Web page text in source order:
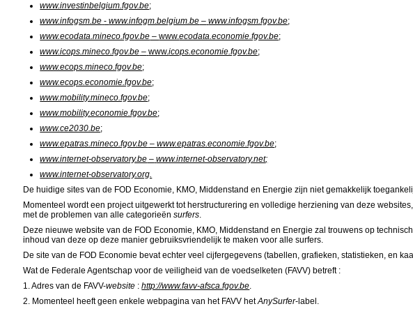
www.investinbelgium.fgov.be;
www.infogsm.be -www.infogm.belgium.be – www.infogsm.fgov.be;
www.ecodata.mineco.fgov.be –www.ecodata.economie.fgov.be;
www.icops.mineco.fgov.be – www.icops.economie.fgov.be;
www.ecops.mineco.fgov.be;
www.ecops.economie.fgov.be;
www.mobility.mineco.fgov.be;
www.mobility.economie.fgov.be;
www.ce2030.be;
www.epatras.mineco.fgov.be –www.epatras.economie.fgov.be;
www.internet-observatory.be – www.internet-observatory.net;
www.internet-observatory.org.
De huidige sites van de FOD Economie, KMO, Middenstand en Energie zijn niet gemakkelijk
Momenteel wordt een project uitgewerkt tot herstructurering en volledige herziening van dezewebsites
met de problemen van alle categorieënsurfers.
Deze nieuwewebsite van de FOD Economie, KMO, Middenstand en Energie zal trouwens op
inhoud van deze op deze manier gebruiksvriendelijk te maken voor alle surfers.
De site van de FOD Economie bevat echter veel cijfergegevens (tabellen, grafieken, statistieken, en
Wat de Federale Agentschap voor de veiligheid van de voedselketen (FAVV) betreft :
1. Adres van de FAVV-website :http://www.favv-afsca.fgov.be.
2. Momenteel heeft geen enkele webpagina van het FAVV hetAnySurfer-label.